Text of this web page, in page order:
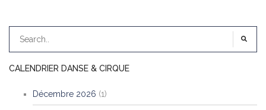
CALENDRIER DANSE & CIRQUE
Décembre 2026 (1)